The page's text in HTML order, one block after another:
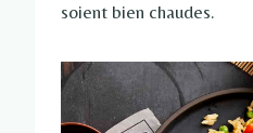
soient bien chaudes.